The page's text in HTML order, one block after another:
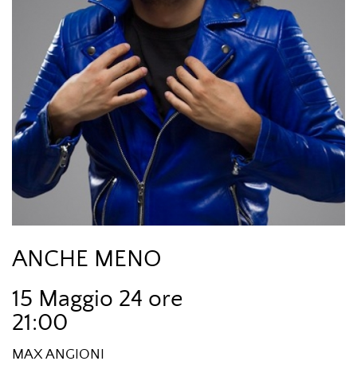
ANCHE MENO
15 Maggio 24 ore
21:00
MAX ANGIONI